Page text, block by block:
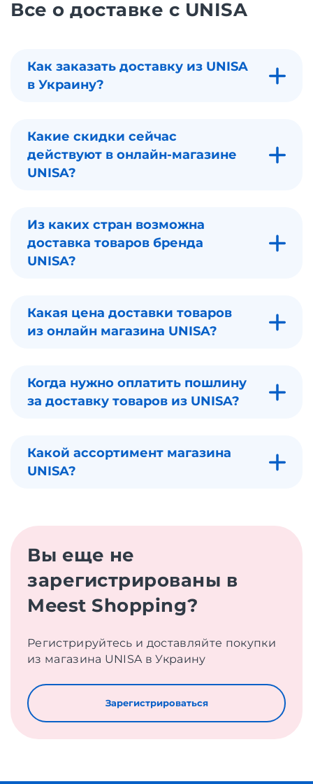
Все о доставке с UNISA
Как заказать доставку из UNISA
в Украину?
Какие скидки сейчас
действуют в онлайн-магазине
UNISA?
Из каких стран возможна
доставка товаров бренда
UNISA?
Какая цена доставки товаров
из онлайн магазина UNISA?
Когда нужно оплатить пошлину
за доставку товаров из UNISA?
Какой ассортимент магазина
UNISA?
Вы еще не
зарегистрированы в
Meest Shopping?
Регистрируйтесь и доставляйте покупки
из магазина UNISA в Украину
Зарегистрироваться